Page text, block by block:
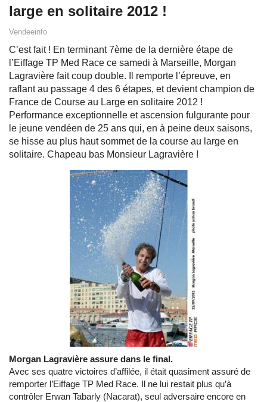
large en solitaire 2012 !
Vendeeinfo
C’est fait ! En terminant 7ème de la dernière étape de
l’Eiffage TP Med Race ce samedi à Marseille, Morgan
Lagravière fait coup double. Il remporte l’épreuve, en
raflant au passage 4 des 6 étapes, et devient champion de
France de Course au Large en solitaire 2012 !
Performance exceptionnelle et ascension fulgurante pour
le jeune vendéen de 25 ans qui, en à peine deux saisons,
se hisse au plus haut sommet de la course au large en
solitaire. Chapeau bas Monsieur Lagravière !
Morgan Lagravière assure dans le final.
Avec ses quatre victoires d’affilée, il était quasiment assuré de
remporter l’Eiffage TP Med Race. Il ne lui restait plus qu’à
contrôler Erwan Tabarly (Nacarat), seul adversaire encore en